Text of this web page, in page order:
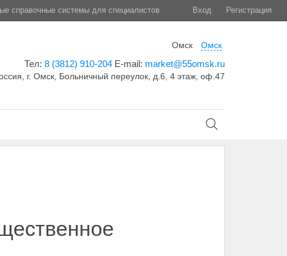
справочные системы для специалистов Вход Регистрация
Омск Омск
Тел: 8 (3812) 910-204 E-mail: market@55omsk.ru
г. Омск, Больничный переулок, д.6, 4 этаж, оф.47